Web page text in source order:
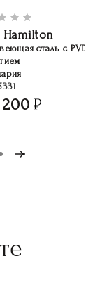
Hamilton
сталь с PVD-